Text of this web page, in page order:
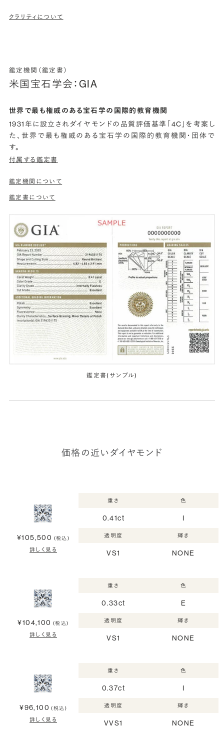
クラリティについて
鑑定機関（鑑定書）
米国宝石学会：GIA
世界で最も権威のある宝石学の国際的教育機関
1931年に設立されダイヤモンドの品質評価基準「4C」を考案し
た、世界で最も権威のある宝石学の国際的教育機関・団体で
す。
付属する鑑定書
鑑定機関について
鑑定書について
鑑定書(サンプル)
価格の近いダイヤモンド
¥105,500 (税込)
詳しく見る
重さ
0.41ct
色
I
透明度
VS1
輝き
NONE
¥104,100 (税込)
詳しく見る
重さ
0.33ct
色
E
透明度
VS1
輝き
NONE
¥96,100 (税込)
詳しく見る
重さ
0.37ct
色
I
透明度
VVS1
輝き
NONE